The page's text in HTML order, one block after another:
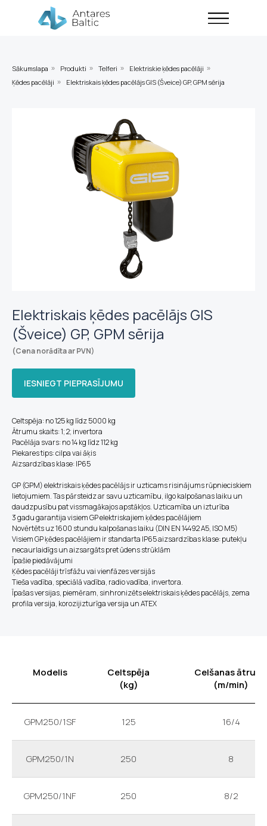
Sākumslapa » Produkti » Telferi » Elektriskie ķēdes pacēlāji »
Ķēdes pacēlāji » Elektriskais ķēdes pacēlājs GIS (Šveice) GP, GPM sērija
Elektriskais ķēdes pacēlājs GIS
(Šveice) GP, GPM sērija
(Cena norādīta ar PVN)
IESNIEGT PIEPRASĪJUMU
Celtspēja: no 125 kg līdz 5000 kg
Ātrumu skaits: 1; 2; invertora
Pacēlāja svars: no 14 kg līdz 112 kg
Piekares tips: cilpa vai āķis
Aizsardzības klase: IP65
GP (GPM) elektriskais ķēdes pacēlājs ir uzticams risinājums rūpnieciskiem
lietojumiem. Tas pārsteidz ar savu uzticamību, ilgo kalpošanas laiku un
daudzpusību pat vissmagākajos apstākļos. Uzticamība un izturība
3 gadu garantija visiem GP elektriskajiem ķēdes pacēlājiem
Novērtēts uz 1600 stundu kalpošanas laiku (DIN EN 14492 A5, ISO M5)
Visiem GP ķēdes pacēlājiem ir standarta IP65 aizsardzības klase: putekļu
necaurlaidīgs un aizsargāts pret ūdens strūklām
Īpašie piedāvājumi
Ķēdes pacēlāji trīsfāžu vai vienfāzes versijās
Tieša vadība, speciālā vadība, radio vadība, invertora.
Īpašas versijas, piemēram, sinhronizēts elektriskais ķēdes pacēlājs, zema
profila versija, korozijizturīga versija un ATEX
Modelis
Celtspēja
(kg)
Celšanas
(m/min)
GPM250/1SF 125 16/4
GPM250/1N 250 8
GPM250/1NF 250 8/2